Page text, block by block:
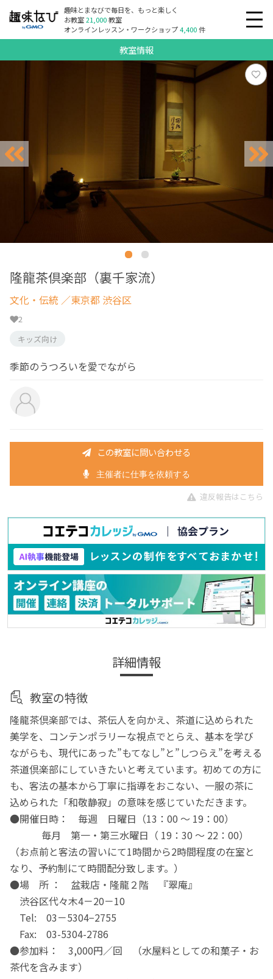
趣味とまなびで毎日を、もっと楽しく
お教室21,000教室
オンラインレッスン・ワークショップ4,400件
教室情報
隆龍茶倶楽部（裏千家流）
文化・伝統 ／東京都 渋谷区
2
キッズ向け
季節のうつろいを愛でながら
この教室に問い合わせる
主催者に仕事を依頼する
違反報告はこちら
詳細情報
教室の特徴
隆龍茶倶楽部では、茶伝人を向かえ、茶道に込められた
美学を、コンテンポラリーな視点でとらえ、基本を学び
ながらも、現代にあった”もてなし”と”しつらえ”を考える
茶道倶楽部にしていきたいと考えています。初めての方に
も、客法の基本から丁寧に指導をおこない、一服の茶に
込められた「和敬静寂」の意味を感じていただきます。
●開催日時： 毎週 日曜日（13：00 ～ 19：00）
毎月 第一・第三水曜日（ 19：30 〜 22：00）
（お点前と客法の習いにて1時間から2時間程度の在室と
なり、予約制にて時間配分致します。）
●場 所 ： 盆栽店・隆龍２階 『翠庵』
渋谷区代々木4－20－10
Tel: 03－5304−2755
Fax: 03-5304-2786
​●参加料： 3,000円／回 （水屋料としての和菓子・お
茶代を含みます）